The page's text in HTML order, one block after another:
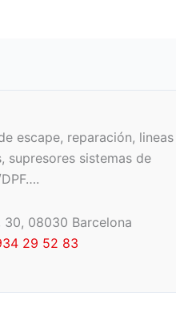
escape, reparación, lineas
supresores sistemas de
30, 08030 Barcelona
29 52 83